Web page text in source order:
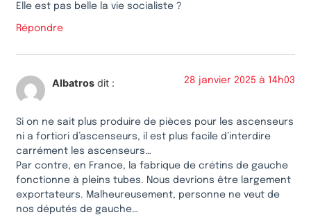
Elle est pas belle la vie socialiste ?
Répondre
Albatros dit : 28 janvier 2025 à 14h03
Si on ne sait plus produire de pièces pour les ascenseurs
ni a fortiori d’ascenseurs, il est plus facile d’interdire
carrément les ascenseurs…
Par contre, en France, la fabrique de crétins de gauche
fonctionne à pleins tubes. Nous devrions être largement
exportateurs. Malheureusement, personne ne veut de
nos députés de gauche…